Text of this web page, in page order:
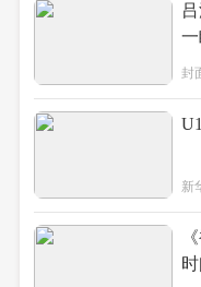
封
新